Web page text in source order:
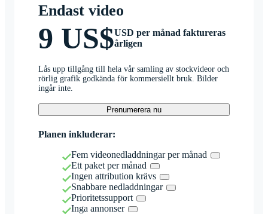
Endast video
9 US$USD per månad faktureras
årligen
Lås upp tillgång till hela vår samling av stockvideor och
rörlig grafik godkända för kommersiellt bruk. Bilder
ingår inte.
Prenumerera nu
Planen inkluderar:
Fem videonedladdningar per månad
Ett paket per månad
Ingen attribution krävs
Snabbare nedladdningar
Prioritetssupport
Inga annonser